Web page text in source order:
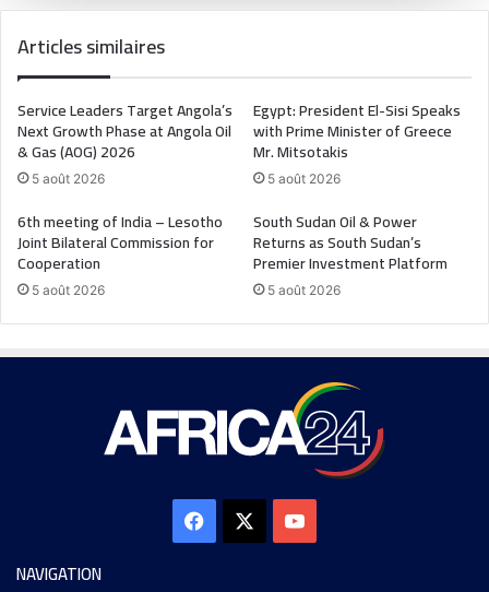
Articles similaires
Service Leaders Target Angola’s
Next Growth Phase at Angola Oil
& Gas (AOG) 2026
5 août 2026
Egypt: President El-Sisi Speaks
with Prime Minister of Greece
Mr. Mitsotakis
5 août 2026
6th meeting of India – Lesotho
Joint Bilateral Commission for
Cooperation
5 août 2026
South Sudan Oil & Power
Returns as South Sudan’s
Premier Investment Platform
5 août 2026
NAVIGATION